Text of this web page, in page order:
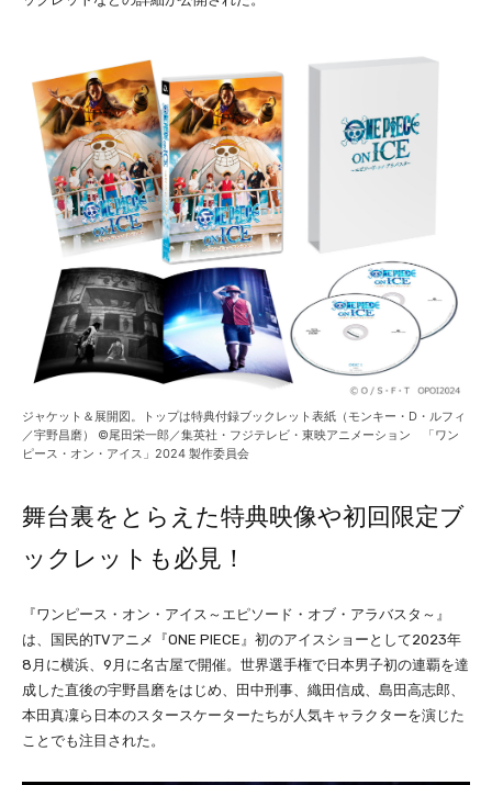
ジャケット＆展開図。トップは特典付録ブックレット表紙（モンキー・D・ルフィ
／宇野昌磨） ©尾田栄一郎／集英社・フジテレビ・東映アニメーション 「ワン
ピース・オン・アイス」2024 製作委員会
舞台裏をとらえた特典映像や初回限定ブ
ックレットも必見！
『ワンピース・オン・アイス～エピソード・オブ・アラバスタ～』
は、国民的TVアニメ『ONE PIECE』初のアイスショーとして2023年
8月に横浜、9月に名古屋で開催。世界選手権で日本男子初の連覇を達
成した直後の宇野昌磨をはじめ、田中刑事、織田信成、島田高志郎、
本田真凜ら日本のスタースケーターたちが人気キャラクターを演じた
ことでも注目された。